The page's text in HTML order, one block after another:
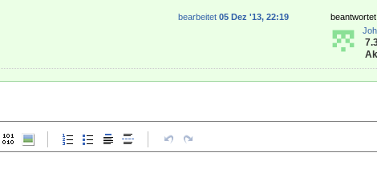
beantwortet
bearbeitet 05 Dez '13, 22:19